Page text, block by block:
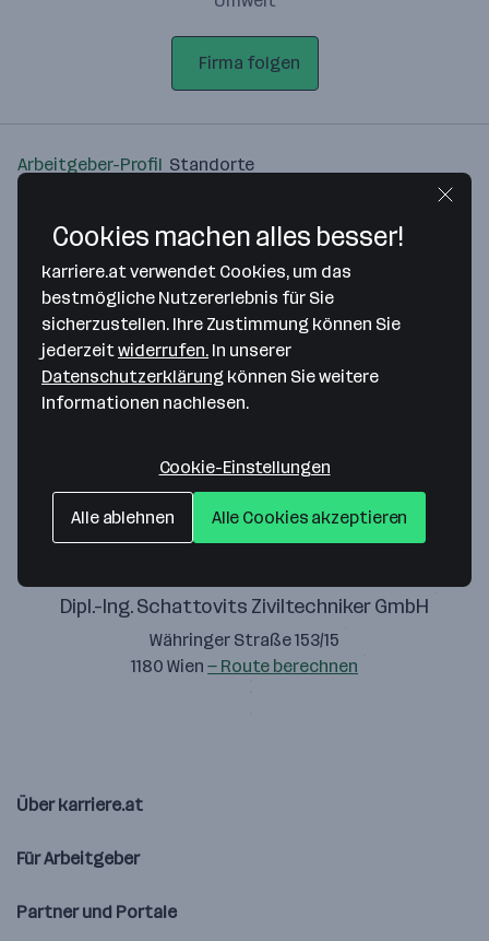
Firma folgen
Arbeitgeber-Profil Standorte
Bitte stimme unseren Cookie-
Richtlinien zu, um diese Karte
anzuzeigen.
Dipl.-Ing. Schattovits Ziviltechniker GmbH
Währinger Straße 153/15
1180 Wien — Route berechnen
Über karriere.at
Für Arbeitgeber
Partner und Portale
Cookies machen alles besser!
karriere.at verwendet Cookies, um das
bestmögliche Nutzererlebnis für Sie
sicherzustellen. Ihre Zustimmung können Sie
jederzeitwiderrufen. In unserer
Datenschutzerklärung können Sie weitere
Informationen nachlesen.
Cookie-Einstellungen
Alle ablehnen Alle Cookies akzeptieren